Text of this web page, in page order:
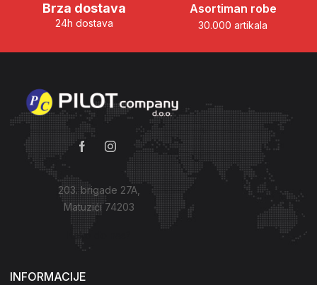
Brza dostava
24h dostava
Asortiman robe
30.000 artikala
203. brigade 27A,
Matuzići 74203
Kako do nas?
INFORMACIJE